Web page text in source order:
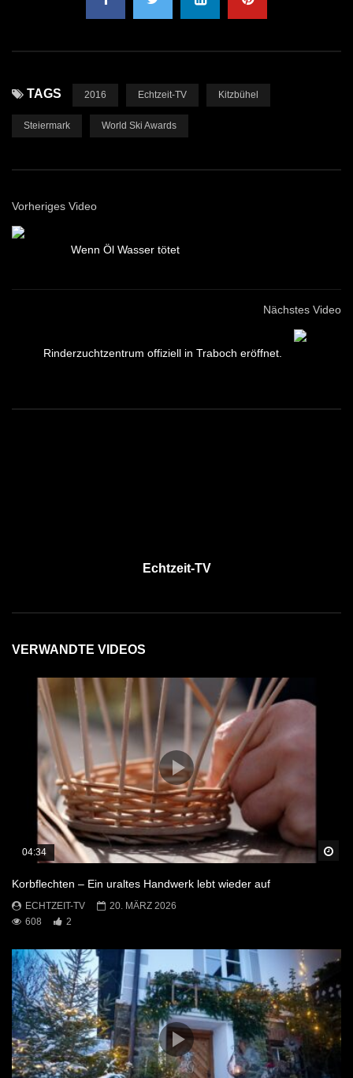
TAGS 2016 Echtzeit-TV Kitzbühel
Steiermark World Ski Awards
Vorheriges Video
Wenn Öl Wasser tötet
Nächstes Video
Rinderzuchtzentrum offiziell in Traboch eröffnet.
Echtzeit-TV
VERWANDTE VIDEOS
04:34
Korbflechten – Ein uraltes Handwerk lebt wieder auf
ECHTZEIT-TV
20. MÄRZ 2026
608
2